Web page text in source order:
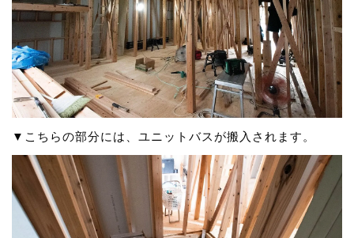
▼こちらの部分には、ユニットバスが搬入されます。